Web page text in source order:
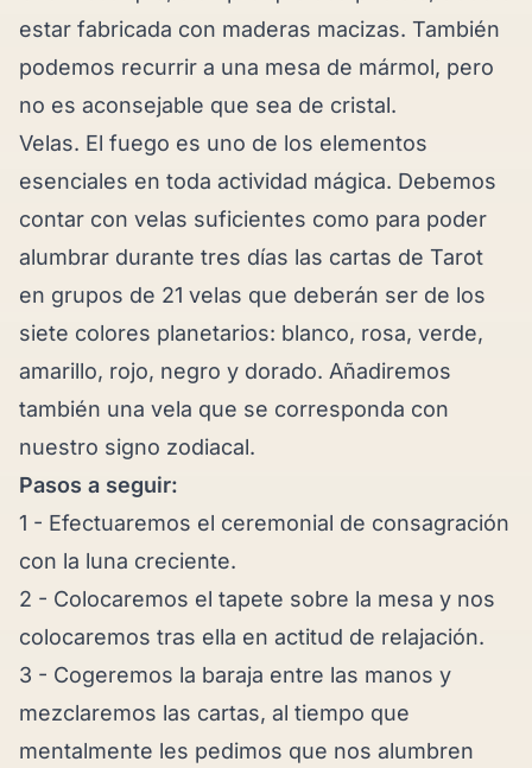
estar fabricada con maderas macizas. También
podemos recurrir a una mesa de mármol, pero
no es aconsejable que sea de cristal.
Velas. El fuego es uno de los elementos
esenciales en toda actividad mágica. Debemos
contar con velas suficientes como para poder
alumbrar durante tres días las cartas de Tarot
en grupos de 21 velas que deberán ser de los
siete colores planetarios: blanco, rosa, verde,
amarillo, rojo, negro y dorado. Añadiremos
también una vela que se corresponda con
nuestro signo zodiacal.
Pasos a seguir:
1 - Efectuaremos el ceremonial de consagración
con la luna creciente.
2 - Colocaremos el tapete sobre la mesa y nos
colocaremos tras ella en actitud de relajación.
3 - Cogeremos la baraja entre las manos y
mezclaremos las cartas, al tiempo que
mentalmente les pedimos que nos alumbren